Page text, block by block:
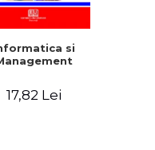
si
17,82 Lei